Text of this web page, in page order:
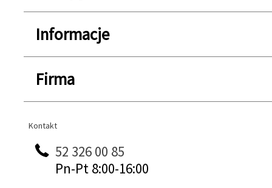
Informacje
Firma
Kontakt
Kontakt
52 326 00 85
Pn-Pt 8:00-16:00